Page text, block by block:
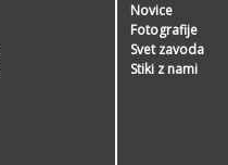
Novice
Fotografije
Svet zavoda
Stiki z nami